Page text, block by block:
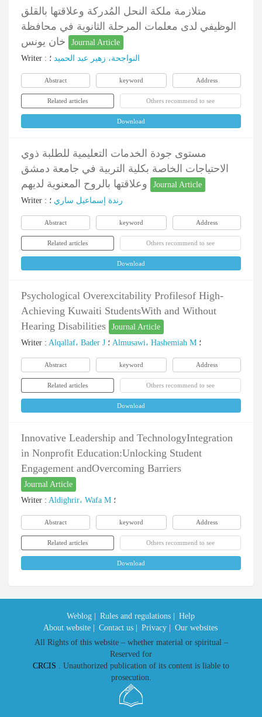
متلازمة ملكة النحل المُدركة وعلاقتها بالقلق
الوظيفي لدى معلمات المرحلة الثانوية في محافظة
Journal Article
Writer : النواجحة، زهير عبد الحميد ؛
Abstract keyword Address
Related articles Others recommend to see
Download
مستوى جودة الخدمات التعليمية للطلبة ذوي
الاحتياجات الخاصة بكلية التربية في جامعة دمشق
Journal Article
Writer : رندة إسماعيل ساري ؛
Abstract keyword Address
Related articles Others recommend to see
Download
Psychological Overexcitability Profilesof High-
Achieving Kuwaiti StudentsWith and Without
Hearing Disabilities
Journal Article
Writer : Alqallaf، Bader J Almusawi، Hashemiah M ؛
Abstract keyword Address
Related articles Others recommend to see
Download
Innovative Leadership and TechnologyIntegration
in Nonprofit Education:Unlocking Student
Engagement andOvercoming Barriers
Journal Article
Writer : Aldighrir، Wafa M ؛
Abstract keyword Address
Related articles Others recommend to see
Download
Weblog | Rules and regulations |
Help
About website |
Contact us | Privacy |
Our websites
All Rights of this website – whether material or spiritual –
Reserved for
CRCIS . Unauthorized publication of its content is liable to
prosecution.